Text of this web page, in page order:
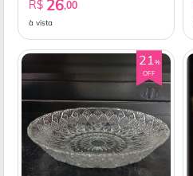
R$ 26,00
à vista
21 %
OFF